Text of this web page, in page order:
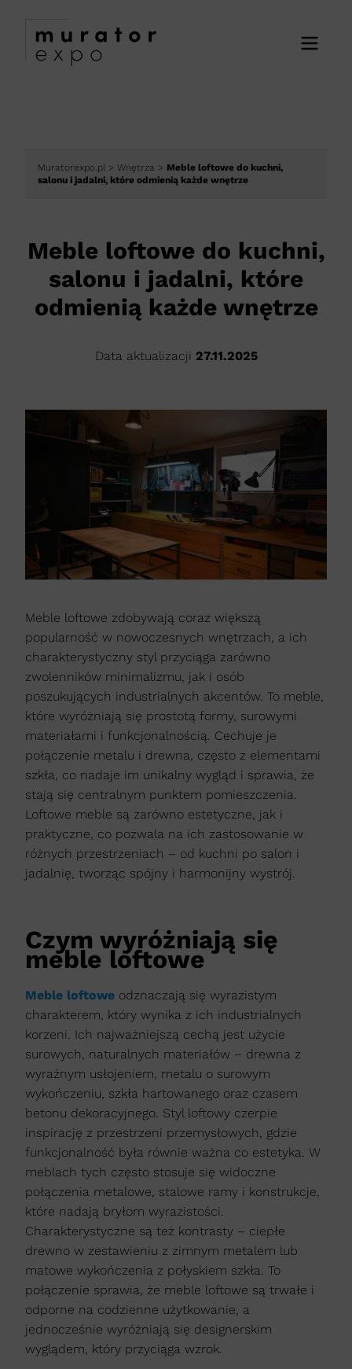
Muratorexpo.pl > Wnętrza > Meble loftowe do kuchni,
salonu i jadalni, które odmienią każde wnętrze
Meble loftowe do kuchni,
salonu i jadalni, które
odmienią każde wnętrze
Data aktualizacji 27.11.2025
Meble loftowe zdobywają coraz większą
popularność w nowoczesnych wnętrzach, a ich
charakterystyczny styl przyciąga zarówno
zwolenników minimalizmu, jak i osób
poszukujących industrialnych akcentów. To meble,
które wyróżniają się prostotą formy, surowymi
materiałami i funkcjonalnością. Cechuje je
połączenie metalu i drewna, często z elementami
szkła, co nadaje im unikalny wygląd i sprawia, że
stają się centralnym punktem pomieszczenia.
Loftowe meble są zarówno estetyczne, jak i
praktyczne, co pozwala na ich zastosowanie w
różnych przestrzeniach – od kuchni po salon i
jadalnię, tworząc spójny i harmonijny wystrój.
Czym wyróżniają się
meble loftowe
Meble loftowe odznaczają się wyrazistym
charakterem, który wynika z ich industrialnych
korzeni. Ich najważniejszą cechą jest użycie
surowych, naturalnych materiałów – drewna z
wyraźnym usłojeniem, metalu o surowym
wykończeniu, szkła hartowanego oraz czasem
betonu dekoracyjnego. Styl loftowy czerpie
inspirację z przestrzeni przemysłowych, gdzie
funkcjonalność była równie ważna co estetyka. W
meblach tych często stosuje się widoczne
połączenia metalowe, stalowe ramy i konstrukcje,
które nadają bryłom wyrazistości.
Charakterystyczne są też kontrasty – ciepłe
drewno w zestawieniu z zimnym metalem lub
matowe wykończenia z połyskiem szkła. To
połączenie sprawia, że meble loftowe są trwałe i
odporne na codzienne użytkowanie, a
jednocześnie wyróżniają się designerskim
wyglądem, który przyciąga wzrok.